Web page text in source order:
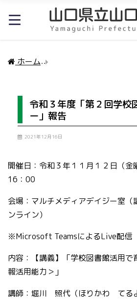
ホーム
令和３年度「第２回学校
ー」報告
2021年12月16日
開催日：令和３年１１月１２日（
16：00
会場：マルチメディアデイジー室（
ンライン）
※Microsoft TeamsによるLive配信
内容：【講義】「学校図書館活用で
報活用能力＞」
講師：堀川 照代（ほりかわ てる